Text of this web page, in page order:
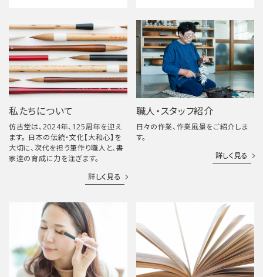
私たちについて
仿古堂は、2024年、125周年を迎え
ます。 日本の伝統・文化【大和心】を
大切に、次代を担う筆作り職人と、書
家達の育成に力を注ぎます。
詳しく見る
職人・スタッフ紹介
日々の作業、作業風景をご紹介しま
す。
詳しく見る